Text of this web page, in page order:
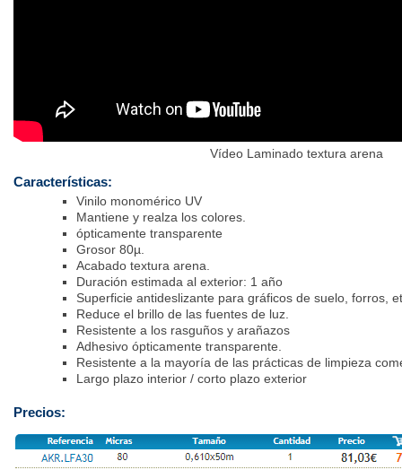
Vídeo Laminado textura arena
Características:
Vinilo monomérico UV
Mantiene y realza los colores.
ópticamente transparente
Grosor 80µ.
Acabado textura arena.
Duración estimada al exterior: 1 año
Superficie antideslizante para gráficos de suelo, forros,
Reduce el brillo de las fuentes de luz.
Resistente a los rasguños y arañazos
Adhesivo ópticamente transparente.
Resistente a la mayoría de las prácticas de limpieza
Largo plazo interior / corto plazo exterior
Precios: